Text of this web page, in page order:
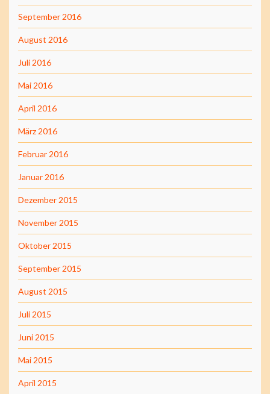
September 2016
August 2016
Juli 2016
Mai 2016
April 2016
März 2016
Februar 2016
Januar 2016
Dezember 2015
November 2015
Oktober 2015
September 2015
August 2015
Juli 2015
Juni 2015
Mai 2015
April 2015